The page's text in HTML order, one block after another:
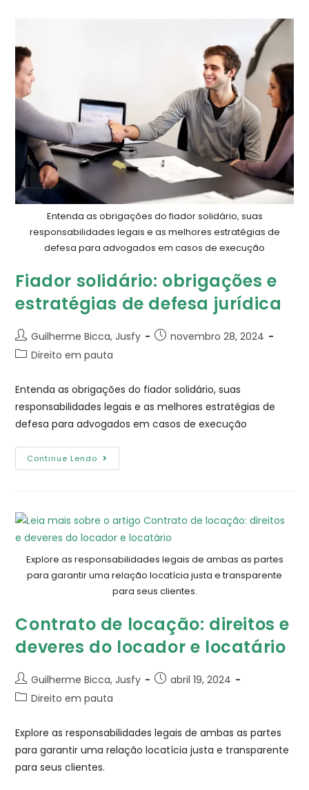
Entenda as obrigações do fiador solidário, suas
responsabilidades legais e as melhores estratégias de
defesa para advogados em casos de execução
Fiador solidário: obrigações e
estratégias de defesa jurídica
Guilherme Bicca, Jusfy
novembro 28, 2024
Direito em pauta
Entenda as obrigações do fiador solidário, suas
responsabilidades legais e as melhores estratégias de
defesa para advogados em casos de execução
Continue Lendo
Explore as responsabilidades legais de ambas as partes
para garantir uma relação locatícia justa e transparente
para seus clientes.
Contrato de locação: direitos e
deveres do locador e locatário
Guilherme Bicca, Jusfy
abril 19, 2024
Direito em pauta
Explore as responsabilidades legais de ambas as partes
para garantir uma relação locatícia justa e transparente
para seus clientes.